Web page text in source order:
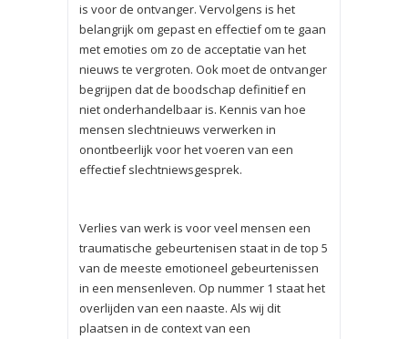
is voor de ontvanger. Vervolgens is het
belangrijk om gepast en effectief om te gaan
met emoties om zo de acceptatie van het
nieuws te vergroten. Ook moet de ontvanger
begrijpen dat de boodschap definitief en
niet onderhandelbaar is. Kennis van hoe
mensen slechtnieuws verwerken in
onontbeerlijk voor het voeren van een
effectief slechtniewsgesprek.
Verlies van werk is voor veel mensen een
traumatische gebeurtenisen staat in de top 5
van de meeste emotioneel gebeurtenissen
in een mensenleven. Op nummer 1 staat het
overlijden van een naaste. Als wij dit
plaatsen in de context van een